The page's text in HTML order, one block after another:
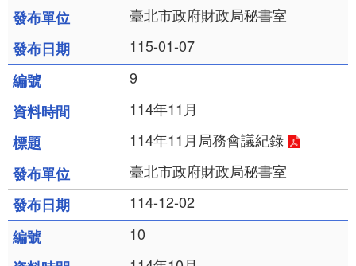
臺北市政府財政局秘書室
115-01-07
9
114年11月
114年11月局務會議紀錄
臺北市政府財政局秘書室
114-12-02
10